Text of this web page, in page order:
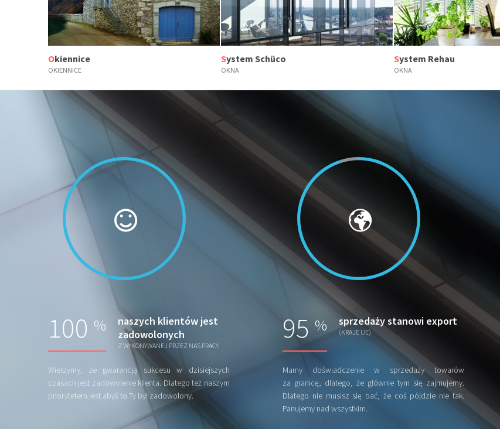
Okiennice
OKIENNICE
System Schüco
OKNA
System Rehau
OKNA
100 %
naszych klientów jest
zadowolonych
Z WYKONYWANEJ PRZEZ NAS PRACY.
Wierzymy, że gwarancją sukcesu w dzisiejszych
czasach jest zadowolenie klienta. Dlatego też naszym
priorytetem jest abyś to Ty był zadowolony.
95% sprzedaży stanowi export
(KRAJE UE)
Mamy doświadczenie w sprzedaży towarów
za granicę, dlatego, że głównie tym się zajmujemy.
Dlatego nie musisz się bać, że coś pójdzie nie tak.
Panujemy nad wszystkim.